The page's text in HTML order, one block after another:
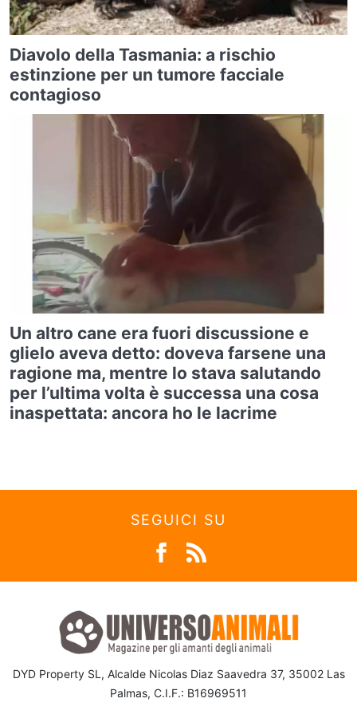
Diavolo della Tasmania: a rischio
estinzione per un tumore facciale
contagioso
Un altro cane era fuori discussione e
glielo aveva detto: doveva farsene una
ragione ma, mentre lo stava salutando
per l’ultima volta è successa una cosa
inaspettata: ancora ho le lacrime
SEGUICI SU
DYD Property SL, Alcalde Nicolas Diaz Saavedra 37, 35002 Las
Palmas, C.I.F.: B16969511